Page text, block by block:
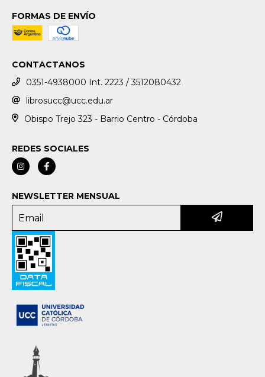
FORMAS DE ENVÍO
CONTACTANOS
0351-4938000 Int. 2223 / 3512080432
librosucc@ucc.edu.ar
Obispo Trejo 323 - Barrio Centro - Córdoba
REDES SOCIALES
NEWSLETTER MENSUAL